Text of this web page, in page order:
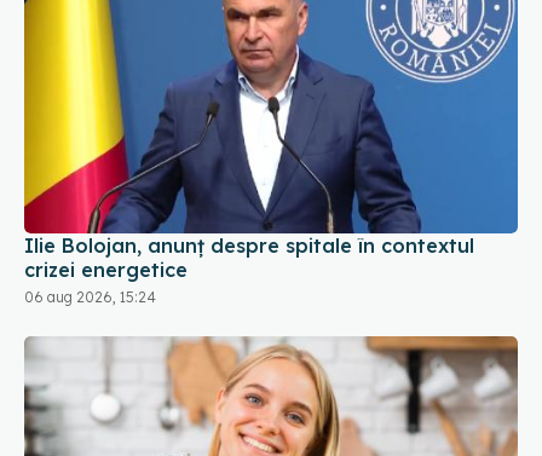
Ilie Bolojan, anunț despre spitale în contextul
crizei energetice
06 aug 2026, 15:24